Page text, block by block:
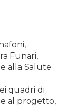
Funari,
alla Salute
quadri di
al progetto,